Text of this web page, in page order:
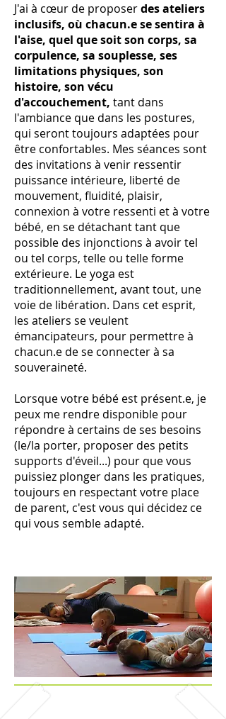
J'ai à cœur de proposerdes ateliers
inclusifs, où chacun.e se sentira à
l'aise, quel que soit son corps, sa
corpulence, sa souplesse, ses
limitations physiques, son
histoire, son vécu
d'accouchement, tant dans
l'ambiance que dans les postures,
qui seront toujours adaptées pour
être confortables. Mes séances sont
des invitations à venir ressentir
puissance intérieure, liberté de
mouvement, fluidité, plaisir,
connexion à votre ressenti et à votre
bébé, en se détachant tant que
possible des injonctions à avoir tel
ou tel corps, telle ou telle forme
extérieure. Le yoga est
traditionnellement, avant tout, une
voie de libération. Dans cet esprit,
les ateliers se veulent
émancipateurs, pour permettre à
chacun.e de se connecter à sa
souveraineté.
Lorsque votre bébé est présent.e, je
peux me rendre disponible pour
répondre à certains de ses besoins
(le/la porter, proposer des petits
supports d'éveil...) pour que vous
puissiez plonger dans les pratiques,
toujours en respectant votre place
de parent, c'est vous qui décidez ce
qui vous semble adapté.